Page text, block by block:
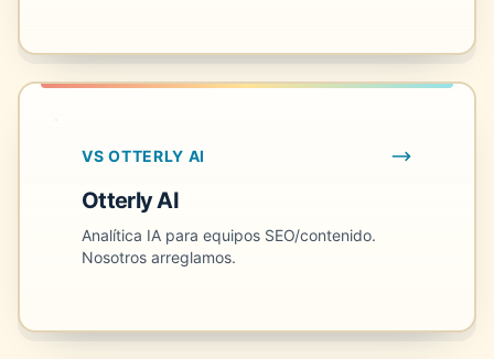
VS OTTERLY AI
Otterly AI
Analítica IA para equipos SEO/contenido.
Nosotros arreglamos.